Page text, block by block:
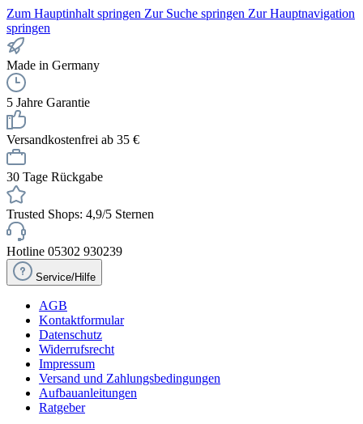
Zum Hauptinhalt springen Zur Suche springen Zur Hauptnavigation
springen
Made in Germany
5 Jahre Garantie
Versandkostenfrei ab 35 €
30 Tage Rückgabe
Trusted Shops: 4,9/5 Sternen
Hotline 05302 930239
Service/Hilfe
AGB
Kontaktformular
Datenschutz
Widerrufsrecht
Impressum
Versand und Zahlungsbedingungen
Aufbauanleitungen
Ratgeber